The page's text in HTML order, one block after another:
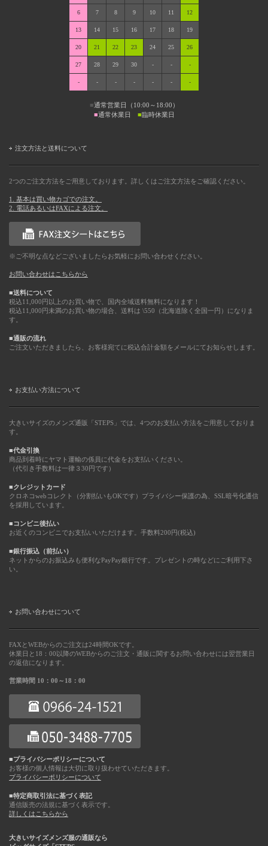
6 7 8 9 10 11 12
13 14 15 16 17 18 19
20 21 22 23 24 25 26
27 28 29 30 - - -
- - - - - - -
■通常営業日（10:00～18:00）
■通常休業日 ■臨時休業日
注文方法と送料について
2つのご注文方法をご用意しております。詳しくはご注文方法をご確認ください。
1. 基本は買い物カゴでの注文。
2. 電話あるいはFAXによる注文。
※ご不明な点などございましたらお気軽にお問い合わせください。
お問い合わせはこちらから
■送料について
税込11,000円以上のお買い物で、国内全域送料無料になります！
税込11,000円未満のお買い物の場合、送料は \550（北海道除く全国一円）になりま
す。
■通販の流れ
ご注文いただきましたら、お客様宛てに税込合計金額をメールにてお知らせします。
お支払い方法について
大きいサイズのメンズ通販「STEPS」では、4つのお支払い方法をご用意しておりま
す。
■代金引換
商品到着時にヤマト運輸の係員に代金をお支払いください。
（代引き手数料は一律３30円です）
■クレジットカード
クロネコwebコレクト（分割払いもOKです）プライバシー保護の為、SSL暗号化通信
を採用しています。
■コンビニ後払い
お近くのコンビニでお支払いいただけます。手数料200円(税込)
■銀行振込（前払い）
ネットからのお振込みも便利なPayPay銀行です。プレゼントの時などにご利用下さ
い。
お問い合わせについて
FAXとWEBからのご注文は24時間OKです。
休業日と18：00以降のWEBからのご注文・通販に関するお問い合わせには翌営業日
の返信になります。
営業時間 10：00～18：00
■プライバシーポリシーについて
お客様の個人情報は大切に取り扱わせていただきます。
プライバシーポリシーについて
■特定商取引法に基づく表記
通信販売の法規に基づく表示です。
詳しくはこちらから
大きいサイズメンズ服の通販なら